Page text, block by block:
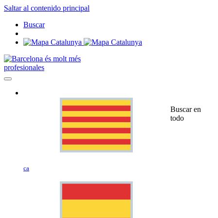
Saltar al contenido principal
Buscar
profesionales
ca
Buscar en
todo